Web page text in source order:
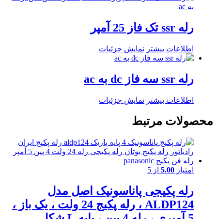
رله ssr تک فاز 25 آمپر
اطلاعات بیشتر نمایش جزئیات
رله ssr سه فاز dc به ac
اطلاعات بیشتر نمایش جزئیات
محصولات مرتبط
امتیاز 5.00 از 5
رله پکیجی پاناسونیک اصل مدل
ALDP124 ، رله پکیج 24 ولت ، یک باز ،